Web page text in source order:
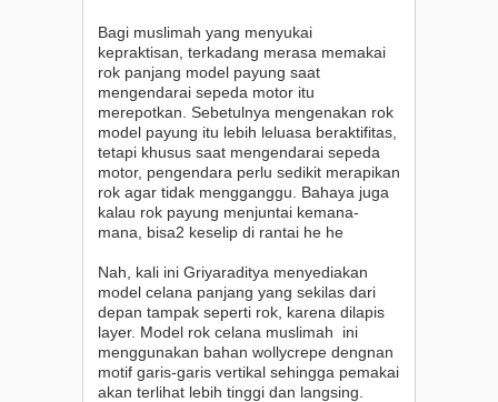
Bagi muslimah yang menyukai
kepraktisan, terkadang merasa memakai
rok panjang model payung saat
mengendarai sepeda motor itu
merepotkan. Sebetulnya mengenakan rok
model payung itu lebih leluasa beraktifitas,
tetapi khusus saat mengendarai sepeda
motor, pengendara perlu sedikit merapikan
rok agar tidak mengganggu. Bahaya juga
kalau rok payung menjuntai kemana-
mana, bisa2 keselip di rantai he he
Nah, kali ini Griyaraditya menyediakan
model celana panjang yang sekilas dari
depan tampak seperti rok, karena dilapis
layer. Model rok celana muslimah ini
menggunakan bahan wollycrepe dengnan
motif garis-garis vertikal sehingga pemakai
akan terlihat lebih tinggi dan langsing.